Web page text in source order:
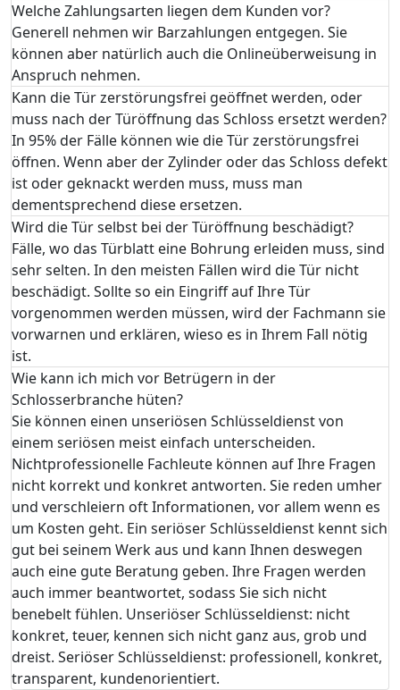
Welche Zahlungsarten liegen dem Kunden vor?
Generell nehmen wir Barzahlungen entgegen. Sie
können aber natürlich auch die Onlineüberweisung in
Anspruch nehmen.
Kann die Tür zerstörungsfrei geöffnet werden, oder
muss nach der Türöffnung das Schloss ersetzt werden?
In 95% der Fälle können wie die Tür zerstörungsfrei
öffnen. Wenn aber der Zylinder oder das Schloss defekt
ist oder geknackt werden muss, muss man
dementsprechend diese ersetzen.
Wird die Tür selbst bei der Türöffnung beschädigt?
Fälle, wo das Türblatt eine Bohrung erleiden muss, sind
sehr selten. In den meisten Fällen wird die Tür nicht
beschädigt. Sollte so ein Eingriff auf Ihre Tür
vorgenommen werden müssen, wird der Fachmann sie
vorwarnen und erklären, wieso es in Ihrem Fall nötig
ist.
Wie kann ich mich vor Betrügern in der
Schlosserbranche hüten?
Sie können einen unseriösen Schlüsseldienst von
einem seriösen meist einfach unterscheiden.
Nichtprofessionelle Fachleute können auf Ihre Fragen
nicht korrekt und konkret antworten. Sie reden umher
und verschleiern oft Informationen, vor allem wenn es
um Kosten geht. Ein seriöser Schlüsseldienst kennt sich
gut bei seinem Werk aus und kann Ihnen deswegen
auch eine gute Beratung geben. Ihre Fragen werden
auch immer beantwortet, sodass Sie sich nicht
benebelt fühlen. Unseriöser Schlüsseldienst: nicht
konkret, teuer, kennen sich nicht ganz aus, grob und
dreist. Seriöser Schlüsseldienst: professionell, konkret,
transparent, kundenorientiert.